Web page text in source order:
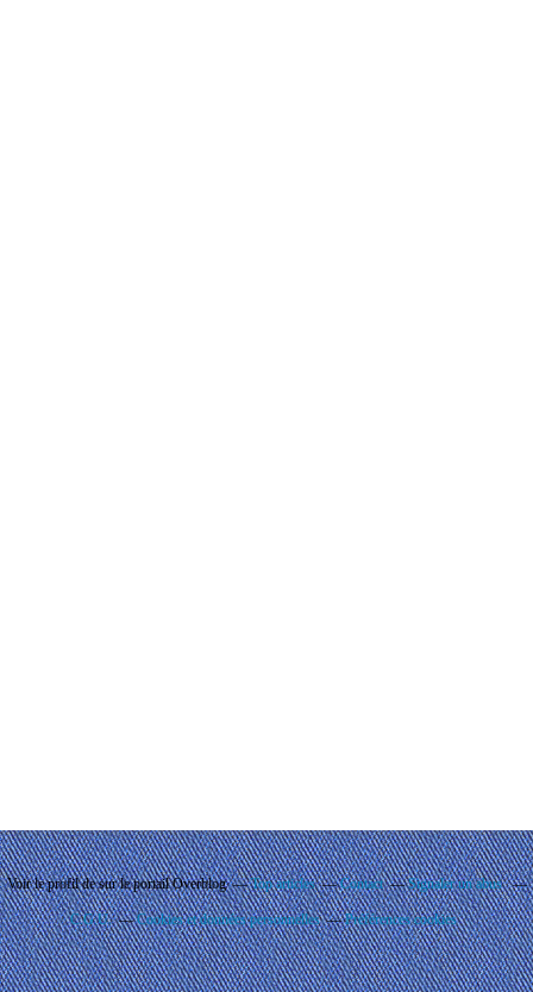
Voir le profil desur le portail Overblog Top articles Contact Signaler un abus
C.G.U. Cookies et données personnelles Préférences cookies